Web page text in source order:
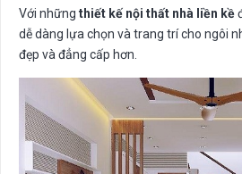
Với những thiết kế nội thất nhà liền kề
dễ dàng lựa chọn và trang trí cho ngôi
đẹp và đẳng cấp hơn.